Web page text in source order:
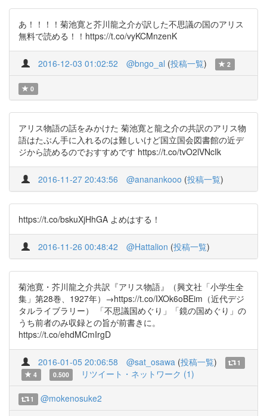
あ！！！！菊池寛と芥川龍之介が訳した不思議の国のアリス
無料で読める！！https://t.co/vyKCMnzenK
2016-12-03 01:02:52 @bngo_al (投稿一覧) 2
0
アリス物語の話をみかけた 菊池寛と龍之介の共訳のアリス物
語はたぶん手に入れるのは難しいけど国立国会図書館の近デ
ジから読めるのでおすすめです https://t.co/tvO2lVNcIk
2016-11-27 20:43:56 @ananankooo (投稿一覧)
https://t.co/bskuXjHhGA よめはする！
2016-11-26 00:48:42 @Hattalion (投稿一覧)
菊池寛・芥川龍之介共訳『アリス物語』（興文社「小学生全
集」第28巻、1927年）→https://t.co/IXOk6oBEim（近代デジ
タルライブラリー） 「不思議国めぐり」「鏡の国めぐり」の
うち前者のみ収録との旨が前書きに。
https://t.co/ehdMCmIrgD
2016-01-05 20:06:58 @sat_osawa (投稿一覧)
1
4
0.500 リツイート・ネットワーク (1)
1 @mokenosuke2